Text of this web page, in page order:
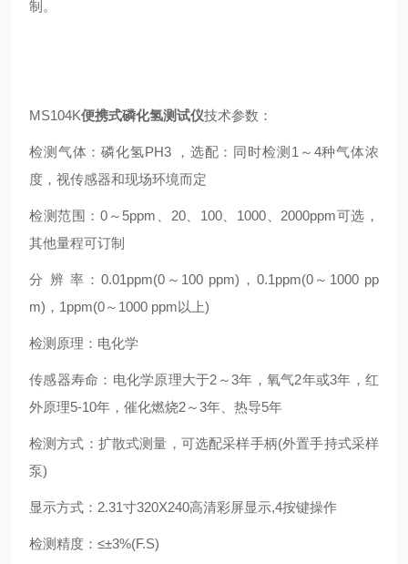
制。
MS104K便携式磷化氢测试仪技术参数：
检测气体：磷化氢PH3 ，选配：同时检测1～4种气体浓
度，视传感器和现场环境而定
检测范围：0～5ppm、20、100、1000、2000ppm可选，
其他量程可订制
分 辨 率：0.01ppm(0～100 ppm)，0.1ppm(0～1000 pp
m)，1ppm(0～1000 ppm以上)
检测原理：电化学
传感器寿命：电化学原理大于2～3年，氧气2年或3年，红
外原理5-10年，催化燃烧2～3年、热导5年
检测方式：扩散式测量，可选配采样手柄(外置手持式采样
泵)
显示方式：2.31寸320X240高清彩屏显示,4按键操作
检测精度：≤±3%(F.S)